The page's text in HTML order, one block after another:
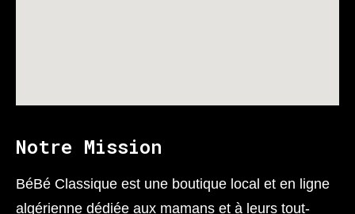
Notre Mission
BéBé Classique est une boutique local et en ligne
algérienne dédiée aux mamans et à leurs tout-